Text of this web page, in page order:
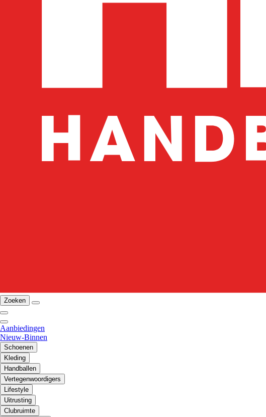
Zoeken
Aanbiedingen
Nieuw-Binnen
Schoenen
Kleding
Handballen
Vertegenwoordigers
Lifestyle
Uitrusting
Clubruimte